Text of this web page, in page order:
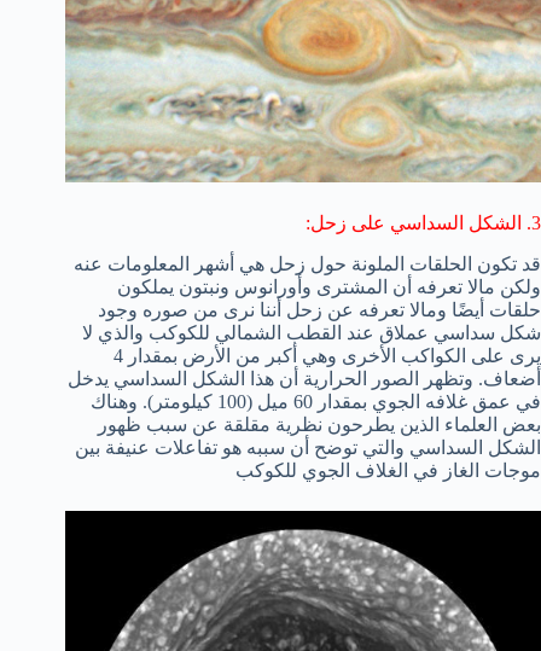
3. الشكل السداسي على زحل:
قد تكون الحلقات الملونة حول زحل هي أشهر المعلومات عنه
ولكن مالا تعرفه أن المشترى وأورانوس ونبتون يملكون
حلقات أيضًا ومالا تعرفه عن زحل أننا نرى من صوره وجود
شكل سداسي عملاق عند القطب الشمالي للكوكب والذي لا
يرى على الكواكب الأخرى وهي أكبر من الأرض بمقدار 4
أضعاف. وتظهر الصور الحرارية أن هذا الشكل السداسي يدخل
في عمق غلافه الجوي بمقدار 60 ميل (100 كيلومتر). وهناك
بعض العلماء الذين يطرحون نظرية مقلقة عن سبب ظهور
الشكل السداسي والتي توضح أن سببه هو تفاعلات عنيفة بين
موجات الغاز في الغلاف الجوي للكوكب